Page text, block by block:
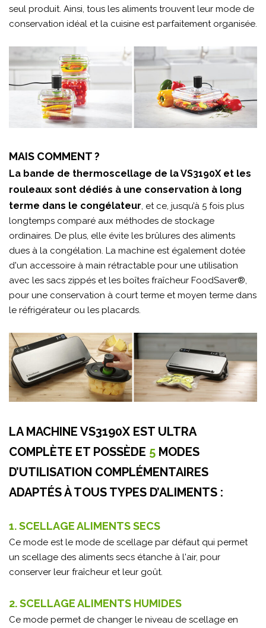
seul produit. Ainsi, tous les aliments trouvent leur mode de
conservation idéal et la cuisine est parfaitement organisée.
MAIS COMMENT ?
La bande de thermoscellage de la VS3190X et les
rouleaux sont dédiés à une conservation à long
terme dans le congélateur, et ce, jusqu’à 5 fois plus
longtemps comparé aux méthodes de stockage
ordinaires. De plus, elle évite les brûlures des aliments
dues à la congélation. La machine est également dotée
d'un accessoire à main rétractable pour une utilisation
avec les sacs zippés et les boîtes fraîcheur FoodSaver®,
pour une conservation à court terme et moyen terme dans
le réfrigérateur ou les placards.
LA MACHINE VS3190X EST ULTRA
COMPLÈTE ET POSSÈDE 5 MODES
D’UTILISATION COMPLÉMENTAIRES
ADAPTÉS À TOUS TYPES D’ALIMENTS :
1. SCELLAGE ALIMENTS SECS
Ce mode est le mode de scellage par défaut qui permet
un scellage des aliments secs étanche à l'air, pour
conserver leur fraîcheur et leur goût.
2. SCELLAGE ALIMENTS HUMIDES
Ce mode permet de changer le niveau de scellage en